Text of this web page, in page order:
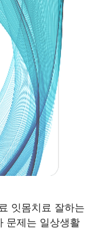
잇몸치료 잘하는
문제는 일상생활